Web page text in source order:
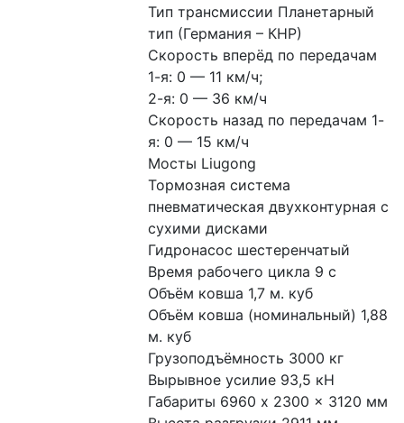
Тип трансмиссии Планетарный
тип (Германия – КНР)
Скорость вперёд по передачам
1-я: 0 — 11 км/ч;
2-я: 0 — 36 км/ч
Скорость назад по передачам 1-
я: 0 — 15 км/ч
Мосты Liugong
Тормозная система
пневматическая двухконтурная с
сухими дисками
Гидронасос шестеренчатый
Время рабочего цикла 9 с
Объём ковша 1,7 м. куб
Объём ковша (номинальный) 1,88
м. куб
Грузоподъёмность 3000 кг
Вырывное усилие 93,5 кН
Габариты 6960 x 2300 x 3120 мм